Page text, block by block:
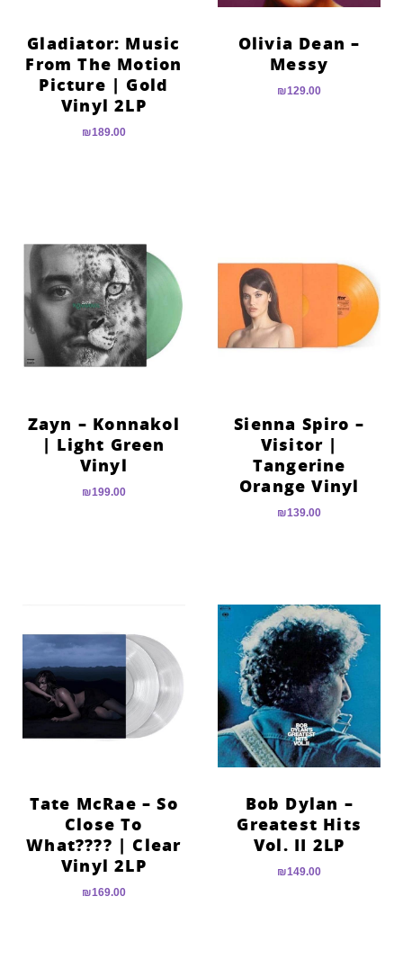
Olivia Dean –
Messy
₪129.00
Gladiator: Music
From The Motion
Picture | Gold
Vinyl 2LP
₪189.00
Sienna Spiro –
Visitor |
Tangerine
Orange Vinyl
₪139.00
Zayn – Konnakol
| Light Green
Vinyl
₪199.00
Bob Dylan –
Greatest Hits
Vol. II 2LP
₪149.00
Tate McRae – So
Close To
What???? | Clear
Vinyl 2LP
₪169.00